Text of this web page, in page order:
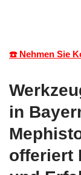
☎️ Nehmen Sie
in
offeriert